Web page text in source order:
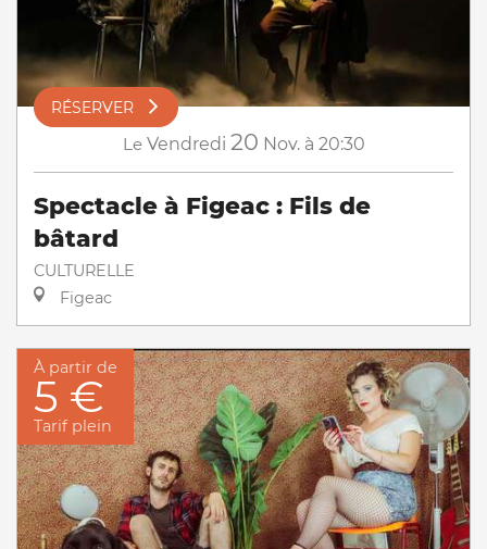
RÉSERVER
Le Vendredi 20 Nov. à 20:30
Spectacle à Figeac : Fils de
bâtard
CULTURELLE
Figeac
À partir de
5 €
Tarif plein